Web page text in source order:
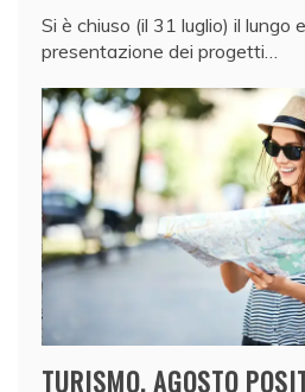
Si è chiuso (il 31 luglio) il lungo
presentazione dei progetti…
TURISMO, AGOSTO